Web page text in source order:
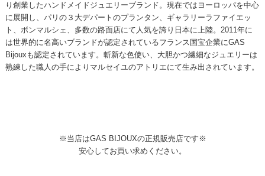
り創業したハンドメイドジュエリーブランド。現在ではヨーロッパを中心
に展開し、パリの３大デパートのプランタン、ギャラリーラファイエッ
ト、ボンマルシェ、多数の路面店にて人気を誇り日本に上陸。2011年に
は世界的に名高いブランドが認定されているフランス国宝企業にGAS
Bijouxも認定されています。斬新な色使い、大胆かつ繊細なジュエリーは
熟練した職人の手によりマルセイユのアトリエにて生み出されています。
※当店はGAS BIJOUXの正規販売店です※
安心してお買い求めください。